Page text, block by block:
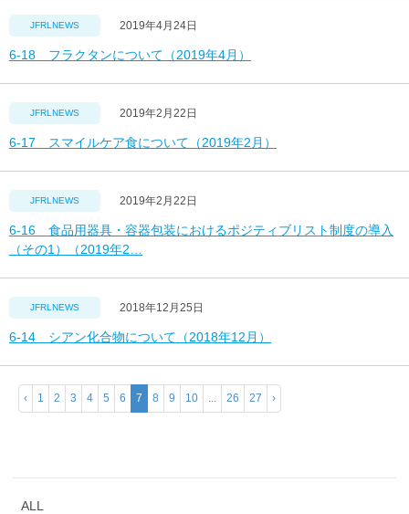
JFRLNEWS 2019年4月24日
6-18 フラクタンについて（2019年4月）
JFRLNEWS 2019年2月22日
6-17 スマイルケア食について（2019年2月）
JFRLNEWS 2019年2月22日
6-16 食品用器具・容器包装におけるポジティブリスト制度の導入
（その1）（2019年2…
JFRLNEWS 2018年12月25日
6-14 シアン化合物について（2018年12月）
‹ 1 2 3 4 5 6 7 8 9 10 ... 26 27 ›
ALL